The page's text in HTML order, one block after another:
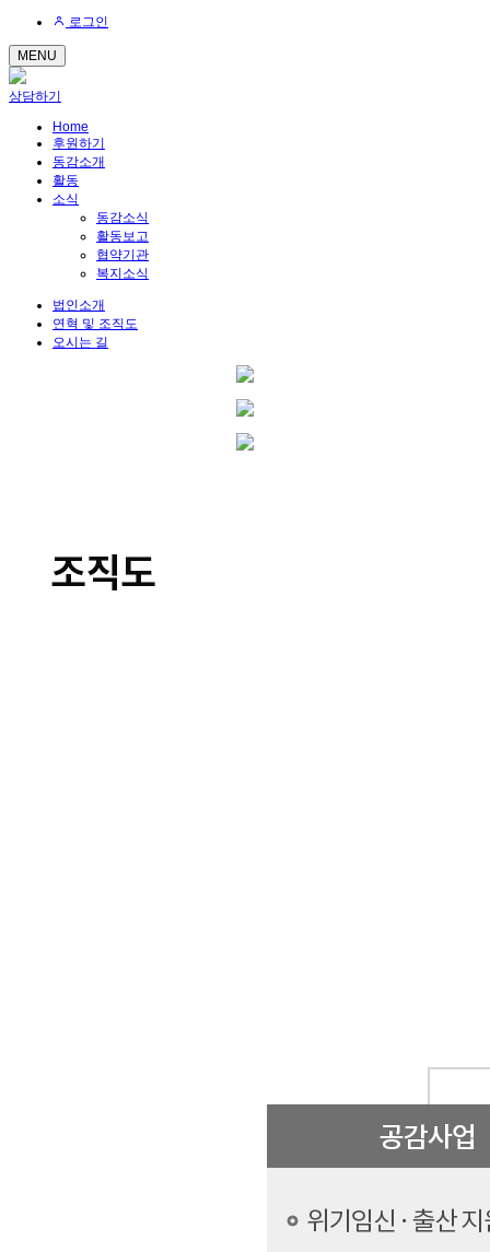
로그인
MENU
상담하기
Home
후원하기
동감소개
활동
소식
동감소식
활동보고
협약기관
복지소식
법인소개
연혁 및 조직도
오시는 길